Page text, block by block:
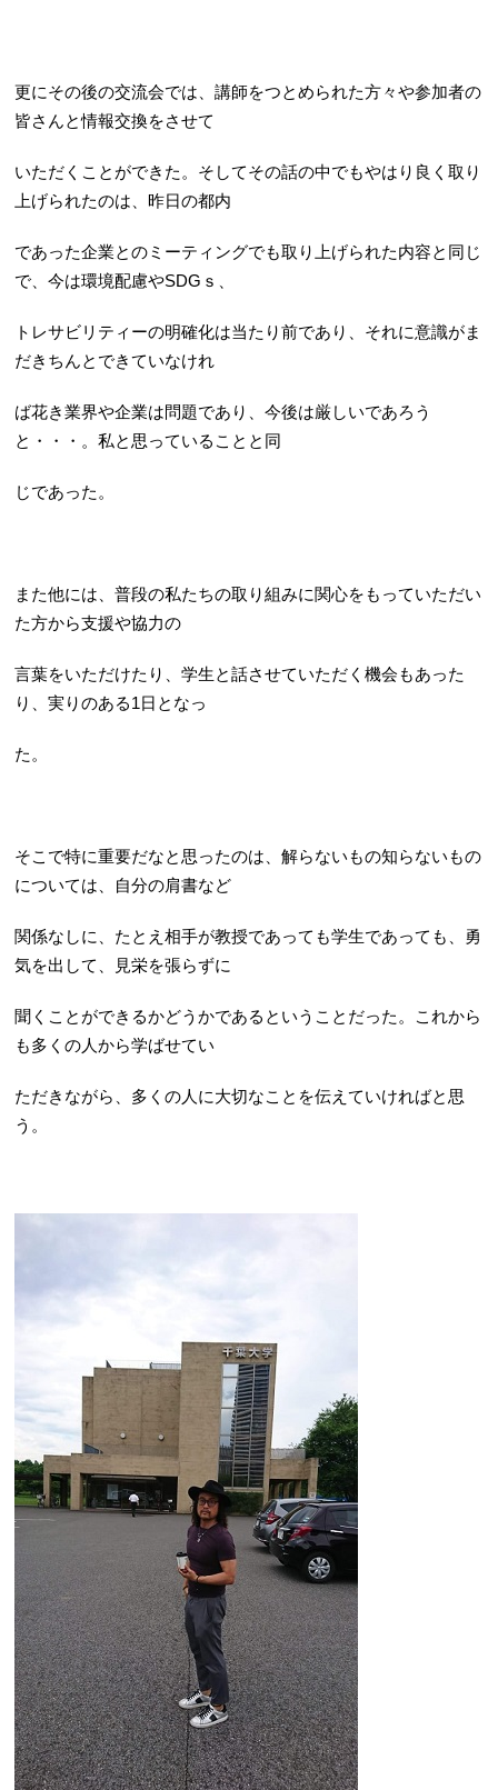
更にその後の交流会では、講師をつとめられた方々や参加者の
皆さんと情報交換をさせて
いただくことができた。そしてその話の中でもやはり良く取り
上げられたのは、昨日の都内
であった企業とのミーティングでも取り上げられた内容と同じ
で、今は環境配慮やSDGｓ、
トレサビリティーの明確化は当たり前であり、それに意識がま
だきちんとできていなけれ
ば花き業界や企業は問題であり、今後は厳しいであろう
と・・・。私と思っていることと同
じであった。
また他には、普段の私たちの取り組みに関心をもっていただい
た方から支援や協力の
言葉をいただけたり、学生と話させていただく機会もあった
り、実りのある1日となっ
た。
そこで特に重要だなと思ったのは、解らないもの知らないもの
については、自分の肩書など
関係なしに、たとえ相手が教授であっても学生であっても、勇
気を出して、見栄を張らずに
聞くことができるかどうかであるということだった。これから
も多くの人から学ばせてい
ただきながら、多くの人に大切なことを伝えていければと思
う。